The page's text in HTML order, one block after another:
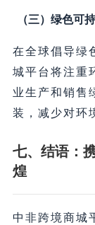
（三）绿色可
在全球倡导绿
城平台将注重
业生产和销售
装，减少对环
七、结语：
煌
中非跨境商城